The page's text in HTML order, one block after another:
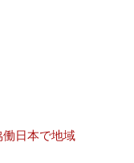
日本で地域